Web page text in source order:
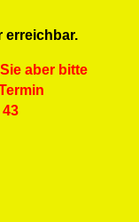
erreichbar.
aber bitte
43